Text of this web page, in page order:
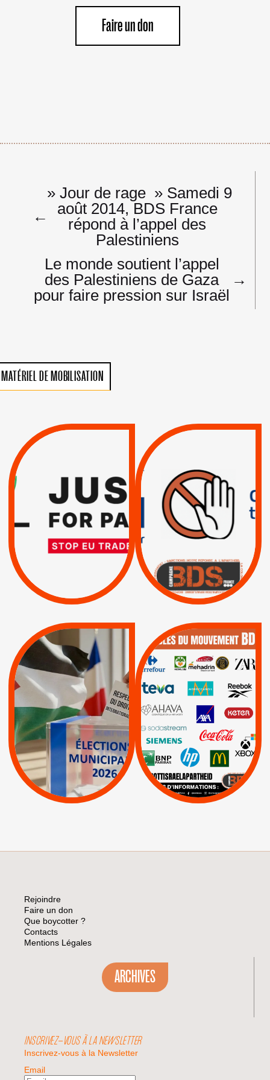
Faire un don
Navigation
l’article
←
» Jour de rage » Samedi 9
août 2014, BDS France
répond à l’appel des
Palestiniens
Le monde soutient l’appel
des Palestiniens de Gaza
pour faire pression sur Israël
→
MATÉRIEL DE MOBILISATION
VIOLATIONS DES
SUSPENSION
TOTALE DE
L’ACCORD
D’ASSOCIATION UE-
ISRAËL
| Pétitions
INTERNATIONAL ?
TRUMP, MACRON :
MÊME COMBAT
| Actus |
| Boycott militaire |
Lettres d'interpellation
MUNICIPALES 2026 :
JE VOTE POUR LE
RESPECT DU DROIT
INTERNATIONAL EN
PALESTINE
APPELS | Actus |
Espaces Sans
Apartheid
| Lettres d'interpellation
QUE BOYCOTTER ?
BOYCOTT /
AXA BNP | CAF |
Carrefour | HP |
Keter |
Livres et brochures |
Mehadrin | PUMA
Sodastream |
Visuels, tracts,
affiches,...
Rejoindre
Faire un don
Que boycotter ?
Contacts
Mentions Légales
ARCHIVES
INSCRIVEZ-VOUS À LA NEWSLETTER
Inscrivez-vous à la Newsletter
Email